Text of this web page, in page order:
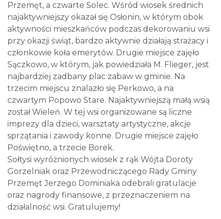
Przemęt, a czwarte Solec. Wśród wiosek średnich
najaktywniejszy okazał się Osłonin, w którym obok
aktywności mieszkańców podczas dekorowaniu wsi
przy okazji świąt, bardzo aktywnie działają strażacy i
członkowie koła emerytów. Drugie miejsce zajęło
Sączkowo, w którym, jak powiedziała M. Flieger, jest
najbardziej zadbany plac zabaw w gminie. Na
trzecim miejscu znalazło się Perkowo, a na
czwartym Popowo Stare. Najaktywniejszą małą wsią
został Wieleń. W tej wsi organizowane są liczne
imprezy dla dzieci, warsztaty artystyczne, akcje
sprzątania i zawody konne. Drugie miejsce zajęło
Poświętno, a trzecie Borek.
Sołtysi wyróżnionych wiosek z rąk Wójta Doroty
Gorzelniak oraz Przewodniczącego Rady Gminy
Przemęt Jerzego Dominiaka odebrali gratulacje
oraz nagrody finansowe, z przeznaczeniem na
działalność wsi. Gratulujemy!